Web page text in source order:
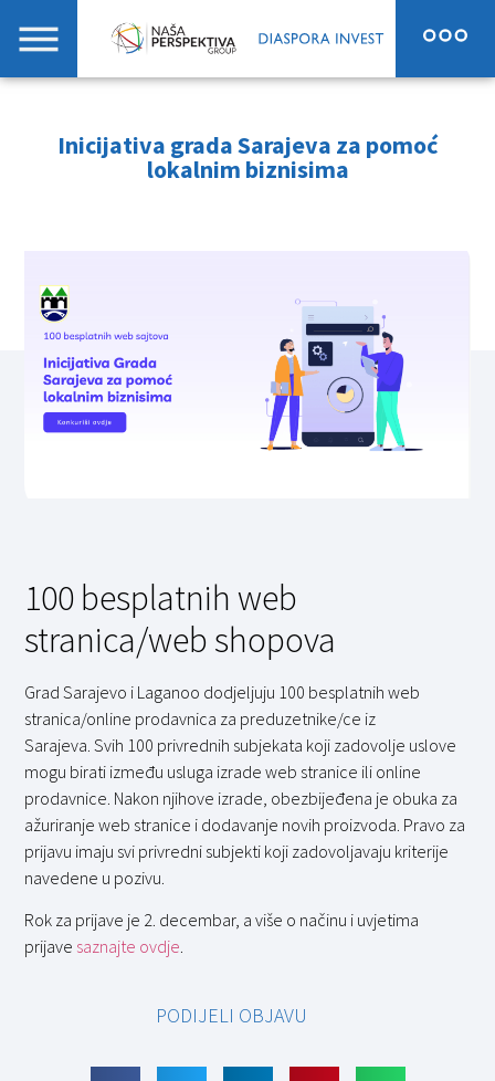
Inicijativa grada Sarajeva za pomoć
lokalnim biznisima
100 besplatnih web
stranica/web shopova
Grad Sarajevo i Laganoo dodjeljuju 100 besplatnih web
stranica/online prodavnica za preduzetnike/ce iz
Sarajeva. Svih 100 privrednih subjekata koji zadovolje uslove
mogu birati između usluga izrade web stranice ili online
prodavnice. Nakon njihove izrade, obezbijeđena je obuka za
ažuriranje web stranice i dodavanje novih proizvoda. Pravo za
prijavu imaju svi privredni subjekti koji zadovoljavaju kriterije
navedene u pozivu.
Rok za prijave je 2. decembar, a više o načinu i uvjetima
prijave saznajte ovdje.
PODIJELI OBJAVU